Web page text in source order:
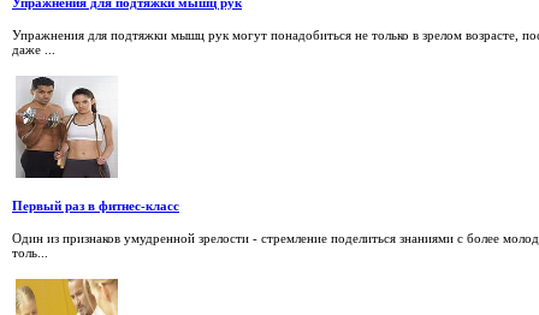
Упражнения для подтяжки мышц рук
Упражнения для подтяжки мышц рук могут понадобиться не только в зрелом возрасте,
даже ...
Первый раз в фитнес-класс
Один из признаков умудренной зрелости - стремление поделиться знаниями с более
толь...